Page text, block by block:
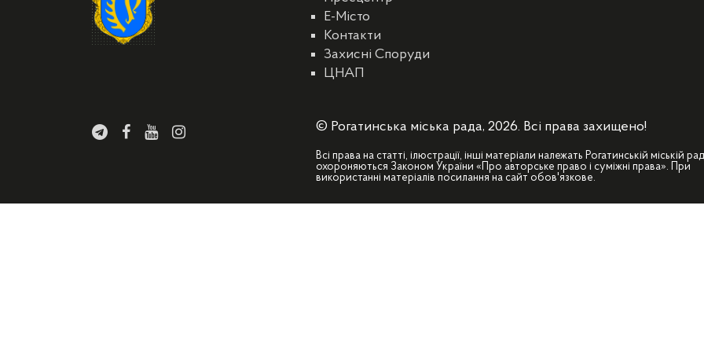
E-Місто
Контакти
Захисні Споруди
ЦНАП
© Рогатинська міська рада, 2026. Всі права захищено!
Всі права на статті, ілюстрації, інші матеріали належать Рогатинській міській
охороняються Законом України «Про авторське право і суміжні права». При
використанні матеріалів посилання на сайт обов'язкове.